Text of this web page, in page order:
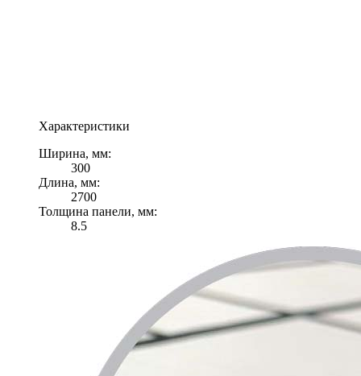
Характеристики
Ширина, мм:
300
Длина, мм:
2700
Толщина панели, мм:
8.5